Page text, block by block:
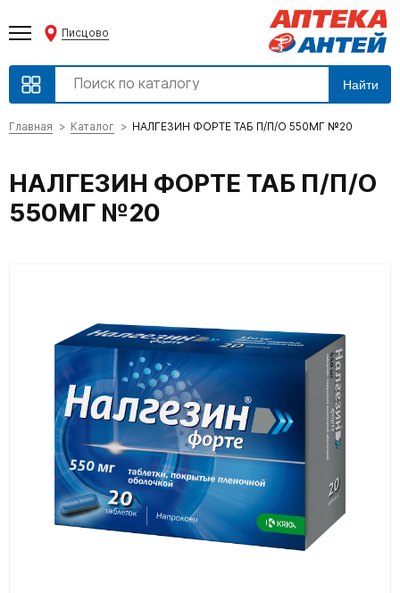
Писцово
Найти
Главная Каталог НАЛГЕЗИН ФОРТЕ ТАБ П/П/О 550МГ №20
НАЛГЕЗИН ФОРТЕ ТАБ П/П/О
550МГ №20